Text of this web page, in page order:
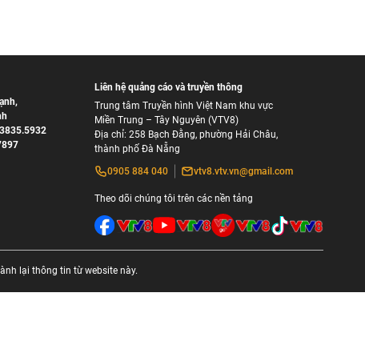
,
Liên hệ quảng cáo và truyền thông
Trung tâm Truyền hình Việt Nam khu vực
Miền Trung – Tây Nguyên (VTV8)
Địa chỉ: 258 Bạch Đằng, phường Hải Châu,
thành phố Đà Nẵng
0905 884 040
vtv8.vtv.vn@gmail.com
Theo dõi chúng tôi trên các nền tảng
lại thông tin từ website này.